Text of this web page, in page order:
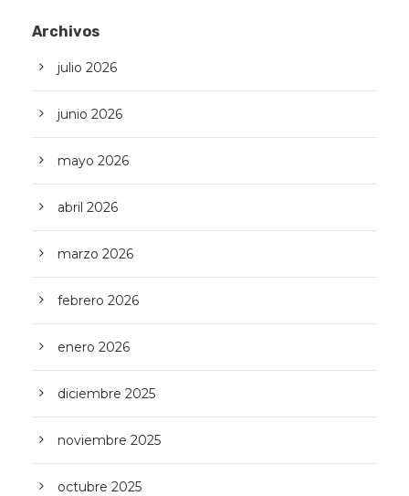
Archivos
julio 2026
junio 2026
mayo 2026
abril 2026
marzo 2026
febrero 2026
enero 2026
diciembre 2025
noviembre 2025
octubre 2025